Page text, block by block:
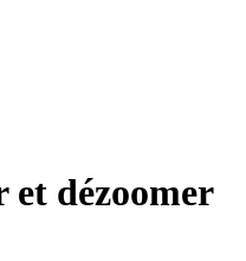
et dézoomer